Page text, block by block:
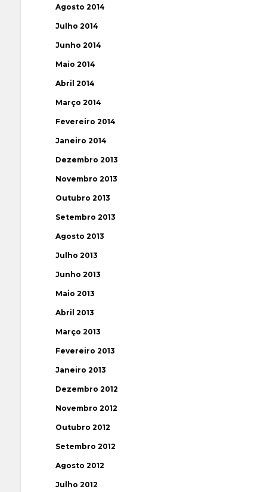
Agosto 2014
Julho 2014
Junho 2014
Maio 2014
Abril 2014
Março 2014
Fevereiro 2014
Janeiro 2014
Dezembro 2013
Novembro 2013
Outubro 2013
Setembro 2013
Agosto 2013
Julho 2013
Junho 2013
Maio 2013
Abril 2013
Março 2013
Fevereiro 2013
Janeiro 2013
Dezembro 2012
Novembro 2012
Outubro 2012
Setembro 2012
Agosto 2012
Julho 2012